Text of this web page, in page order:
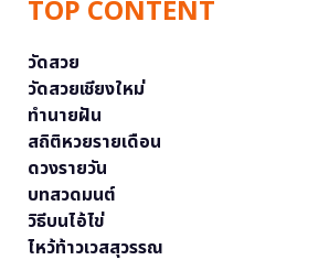
TOP CONTENT
วัดสวย
วัดสวยเชียงใหม่
ทำนายฝัน
สถิติหวยรายเดือน
ดวงรายวัน
บทสวดมนต์
วิธีบนไอ้ไข่
ไหว้ท้าวเวสสุวรรณ